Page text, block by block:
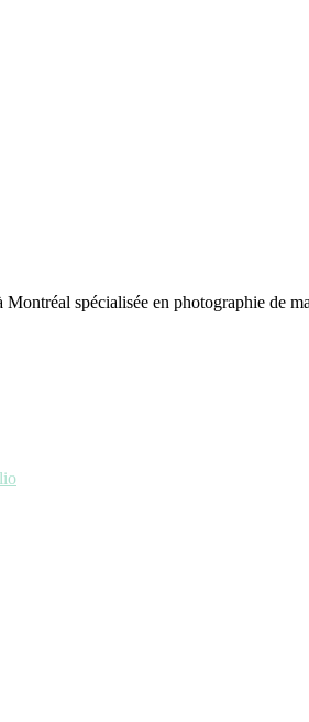
spécialisée en photographie de